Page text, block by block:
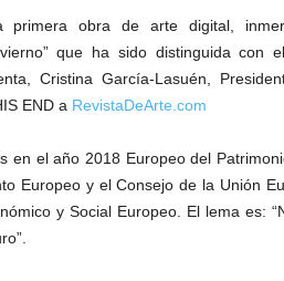
obra de arte digital,
que ha sido distinguida con
Cristina García-Lasuén,
END a RevistaDeArte.com
en el año 2018 Europeo del
Europeo y el Consejo de la Unión
y Social Europeo. El lema es: